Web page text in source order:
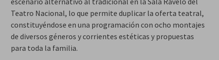
Teatro Nacional, lo que permite duplicar la oferta teatral,
constituyéndose en una programación con ocho montajes
de diversos géneros y corrientes estéticas y propuestas
para toda la familia.